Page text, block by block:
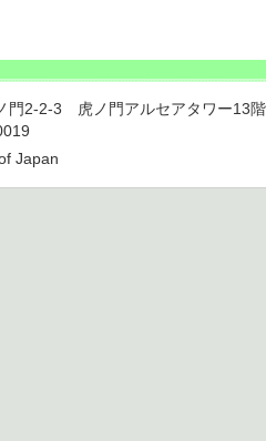
2-2-3 虎ノ門アルセアタワー13
Japan